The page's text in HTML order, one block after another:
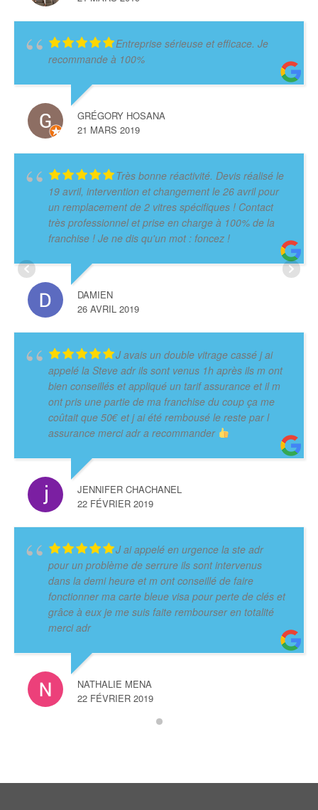
Entreprise sérieuse et efficace. Je
recommande à 100%
GRÉGORY HOSANA
21 MARS 2019
Très bonne réactivité. Devis réalisé le
19 avril, intervention et changement le 26 avril pour
un remplacement de 2 vitres spécifiques ! Contact
très professionnel et prise en charge à 100% de la
franchise ! Je ne dis qu'un mot : foncez !
DAMIEN
26 AVRIL 2019
J avais un double vitrage cassé j ai
appelé la Steve adr ils sont venus 1h après ils m ont
bien conseillés et appliqué un tarif assurance et il m
ont pris une partie de ma franchise du coup ça me
coûtait que 50€ et j ai été rembousé le reste par l
assurance merci adr a recommander
JENNIFER CHACHANEL
22 FÉVRIER 2019
J ai appelé en urgence la ste adr
pour un problème de serrure ils sont intervenus
dans la demi heure et m ont conseillé de faire
fonctionner ma carte bleue visa pour perte de clés et
grâce à eux je me suis faite rembourser en totalité
merci adr
NATHALIE MENA
22 FÉVRIER 2019